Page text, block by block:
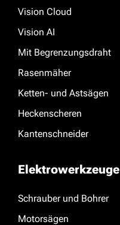
Vision Cloud
Vision AI
Mit Begrenzungsdraht
Rasenmäher
Ketten- und Astsägen
Heckenscheren
Kantenschneider
Elektrowerkzeuge
Schrauber und Bohrer
Motorsägen